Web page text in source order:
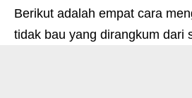
Berikut adalah empat cara
tidak bau yang dirangkum dari